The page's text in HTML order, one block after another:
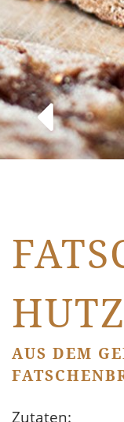
AUS DEM
Zutaten: